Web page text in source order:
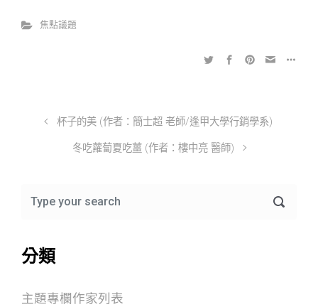
焦點議題
杯子的美 (作者：簡士超 老師/逢甲大學行銷學系)
冬吃蘿蔔夏吃薑 (作者：樓中亮 醫師)
分類
主題專欄作家列表